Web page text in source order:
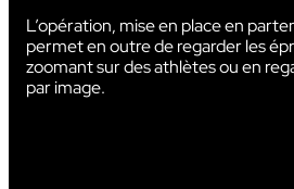
L’opération, mise en place en
permet en outre de regarder les
zoomant sur des athlètes ou en
par image.